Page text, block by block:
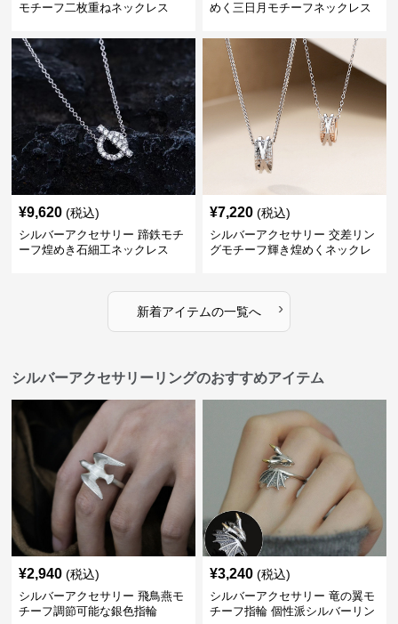
モチーフ二枚重ねネックレス
めく三日月モチーフネックレス
¥9,620 (税込)
シルバーアクセサリー 蹄鉄モチ
ーフ煌めき石細工ネックレス
¥7,220 (税込)
シルバーアクセサリー 交差リン
グモチーフ輝き煌めくネックレ
新着アイテムの一覧へ ›
シルバーアクセサリーリングのおすすめアイテム
¥2,940 (税込)
シルバーアクセサリー 飛鳥燕モ
チーフ調節可能な銀色指輪
¥3,240 (税込)
シルバーアクセサリー 竜の翼モ
チーフ指輪 個性派シルバーリン